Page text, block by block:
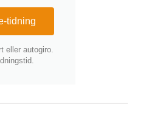
tidning
eller autogiro.